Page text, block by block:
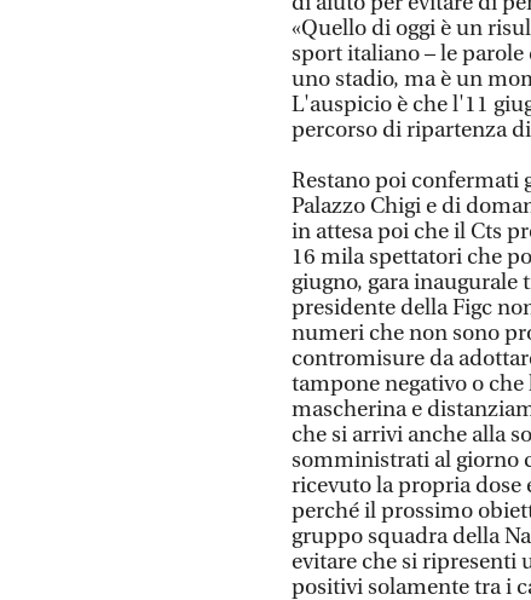
«Quello di oggi è un
sport italiano – le
uno stadio, ma è un
L'auspicio è che l'11
percorso di ripartenza
Restano poi confermati
Palazzo Chigi e di
in attesa poi che il Cts
16 mila spettatori che
giugno, gara inaugurale
presidente della Figc
numeri che non sono
contromisure da
tampone negativo o
mascherina e
che si arrivi anche alla
somministrati al giorno
ricevuto la propria dose
perché il prossimo
gruppo squadra della
evitare che si ripresenti
positivi solamente tra i